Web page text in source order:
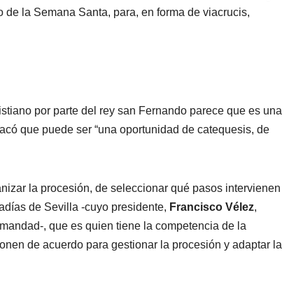
la Semana Santa, para, en forma de viacrucis,
por parte del rey san Fernando parece que es una
que puede ser “una oportunidad de catequesis, de
la procesión, de seleccionar qué pasos intervienen
de Sevilla -cuyo presidente, Francisco Vélez,
, que es quien tiene la competencia de la
de acuerdo para gestionar la procesión y adaptar la